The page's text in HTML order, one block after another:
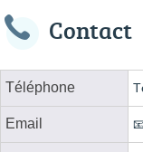
Contact
Téléphone
Email